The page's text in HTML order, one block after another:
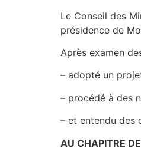
Le Conseil des
présidence de
Après examen
– adopté un
– procédé à des
– et entendu des
AU CHAPITRE